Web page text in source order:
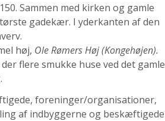
Sammen med kirken og gamle
gadekær. I yderkanten af den
høj, Ole Rømers Høj(Kongehøjen).
flere smukke huse ved det gamle
foreninger/organisationer,
af indbyggerne og beskæftigede